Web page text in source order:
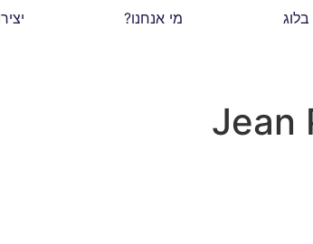
בלוג מי אנחנו?
Jean